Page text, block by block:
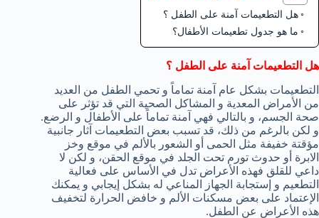
هل التطعيمات آمنة على الطفل ؟
ما هو جدول تطعيمات الأطفال؟
هل التطعيمات آمنة على الطفل ؟
التطعيمات بشكل عام آمنة تماماً و تحمي الطفل من العديد
من الأمراض المعدية و المشاكل الصحية التي قد تؤثر على
صحة الجسم، و بالتالي فهي آمنة تماماً على الأطفال و الرضع.
و لكن بالرغم من ذلك، قد تسبب بعض التطعيمات آثار جانبية
مؤقتة خفيفة مثل الحمى أو الشعور بالألم في موقع وخز
الابرة أو حدوث تورم تحت الجلد في موقع الحقن، و لكن لا
داعي للقلق فهذه الأعراض تدل في الأساس على فعالية
التطعيم و إستجابة الجهاز المناعي له بشكل إيجابي و يمكنك
الإعتماد على بعض مسكنات الألم و خافض الحرارة لتخفيف
هذه الأعراض عن الطفل.